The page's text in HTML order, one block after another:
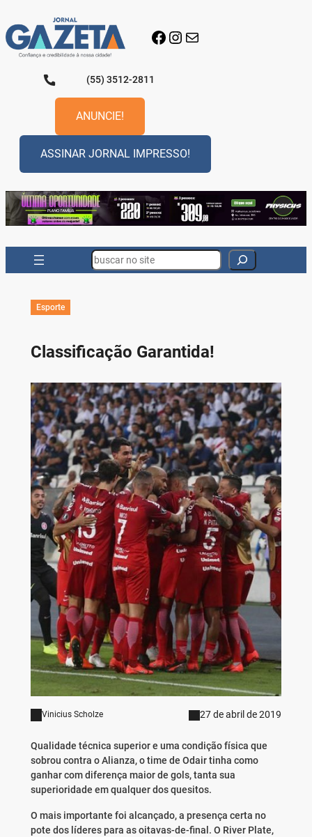
para
o
conteúdo
Facebook
Instagram
E-mail
(55) 3512-2811
ANUNCIE!
ASSINAR JORNAL IMPRESSO!
Search
Esporte
Classificação Garantida!
Vinicius Scholze 27 de abril de 2019
Qualidade técnica superior e uma condição física que
sobrou contra o Alianza, o time de Odair tinha como
ganhar com diferença maior de gols, tanta sua
superioridade em qualquer dos quesitos.
O mais importante foi alcançado, a presença certa no
pote dos líderes para as oitavas-de-final. O River Plate,